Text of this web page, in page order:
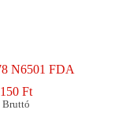
N6501 FDA
150 Ft
Bruttó